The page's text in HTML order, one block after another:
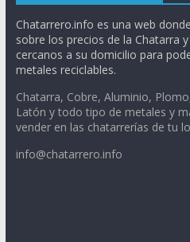
Chatarrero.info es una web
sobre los precios de la Chatarra
cercanos a su domicilio para
metales reciclables.
Chatarra, Cobre, Aluminio,
Latón y todo tipo de metales y
vender en las chatarrerías de tu
info@chatarrero.info